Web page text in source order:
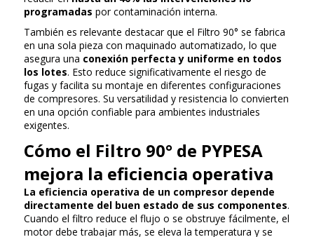
programadas por contaminación interna.
También es relevante destacar que el Filtro 90° se fabrica
en una sola pieza con maquinado automatizado, lo que
asegura una conexión perfecta y uniforme en todos
los lotes. Esto reduce significativamente el riesgo de
fugas y facilita su montaje en diferentes configuraciones
de compresores. Su versatilidad y resistencia lo convierten
en una opción confiable para ambientes industriales
exigentes.
Cómo el Filtro 90° de PYPESA
mejora la eficiencia operativa
La eficiencia operativa de un compresor depende
directamente del buen estado de sus componentes.
Cuando el filtro reduce el flujo o se obstruye fácilmente, el
motor debe trabajar más, se eleva la temperatura y se